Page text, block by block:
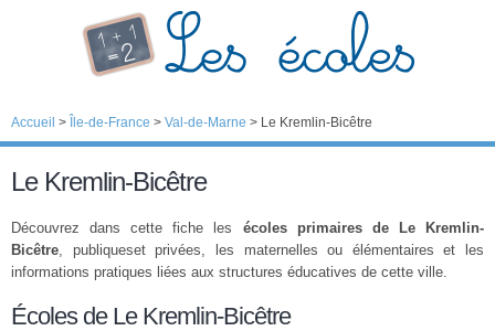
Accueil > Île-de-France > Val-de-Marne > Le Kremlin-Bicêtre
Le Kremlin-Bicêtre
Découvrez dans cette fiche les écoles primaires de Le Kremlin-
Bicêtre, publiqueset privées, les maternelles ou élémentaires et les
informations pratiques liées aux structures éducatives de cette ville.
Écoles de Le Kremlin-Bicêtre